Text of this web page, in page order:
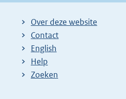
Over deze website
Contact
English
Help
Zoeken